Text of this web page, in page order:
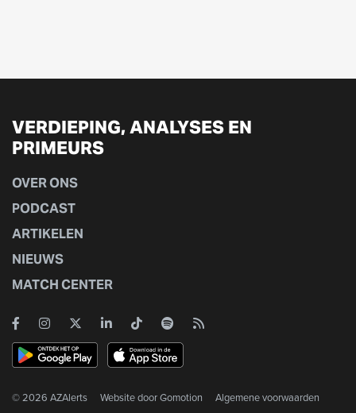
VERDIEPING, ANALYSES EN
PRIMEURS
OVER ONS
PODCAST
ARTIKELEN
NIEUWS
MATCH CENTER
© 2026 AZAlerts Website doorGomotion
Algemene voorwaarden